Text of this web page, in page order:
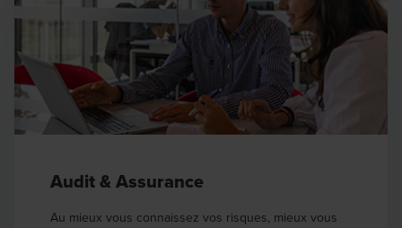
Audit & Assurance
Au mieux vous connaissez vos risques, mieux vous